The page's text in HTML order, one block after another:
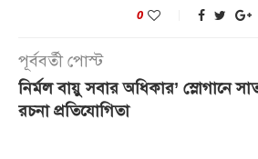
0
পূর্ববর্তী পোস্ট
নির্মল বায়ু সবার অধিকার’ স্লোগানে
রচনা প্রতিযোগিতা